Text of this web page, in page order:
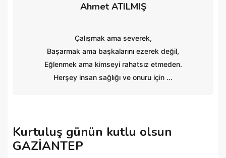
Ahmet ATILMIŞ
Çalışmak ama severek,
Başarmak ama başkalarını ezerek değil,
Eğlenmek ama kimseyi rahatsız etmeden.
Herşey insan sağlığı ve onuru için ...
Kurtuluş günün kutlu olsun
GAZİANTEP